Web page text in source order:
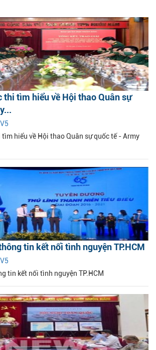
thi tìm hiểu về Hội thao Quân sự
hiểu về Hội thao Quân sự quốc tế - Army
tin kết nối tình nguyện TP.HCM
tin kết nối tình nguyện TP.HCM